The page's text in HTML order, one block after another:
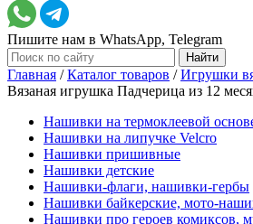
Пишите нам в WhatsApp, Telegram
Главная /Каталог товаров /Игрушки
Вязаная игрушка Падчерица из 12
Нашивки на термоклеевой
Нашивки на липучке Velcro
Нашивки пришивные
Нашивки детские
Нашивки-флаги, нашивки-гербы
Нашивки байкерские, мото-
Нашивки про героев комиксов,